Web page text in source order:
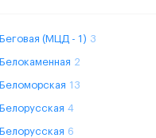
Беговая (МЦД - 1) 3
Белокаменная 2
Беломорская 13
Белорусская 4
Белорусская 6